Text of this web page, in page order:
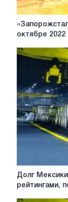
подвела
производства
октябре
2022
года
октябре 2022
Долг
Мексики
Долг
рейтингами,